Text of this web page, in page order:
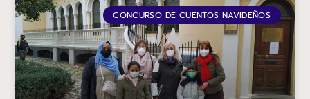
CONCURSO DE CUENTOS NAVIDEÑOS